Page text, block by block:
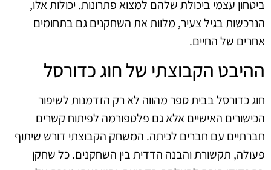
ביטחון עצמי ביכולת שלהם למצוא פתרונות. יכולות אלו,
הנרכשות בגיל צעיר, מלוות את השחקנים גם בתחומים
אחרים של החיים.
ההיבט הקבוצתי של חוג כדורסל
חוג כדורסל בבית ספר מהווה לא רק הזדמנות לשיפור
הכישורים האישיים אלא גם פלטפורמה לפיתוח קשרים
חברתיים עם חברים לכיתה. המשחק הקבוצתי דורש שיתוף
פעולה, תקשורת והבנה הדדית בין השחקנים. כל שחקן